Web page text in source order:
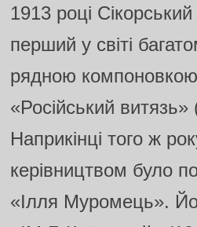
1913 році
перший у світі
рядною компоновкою
«Російський
Наприкінці того ж
керівництвом було
«Ілля Муромець».